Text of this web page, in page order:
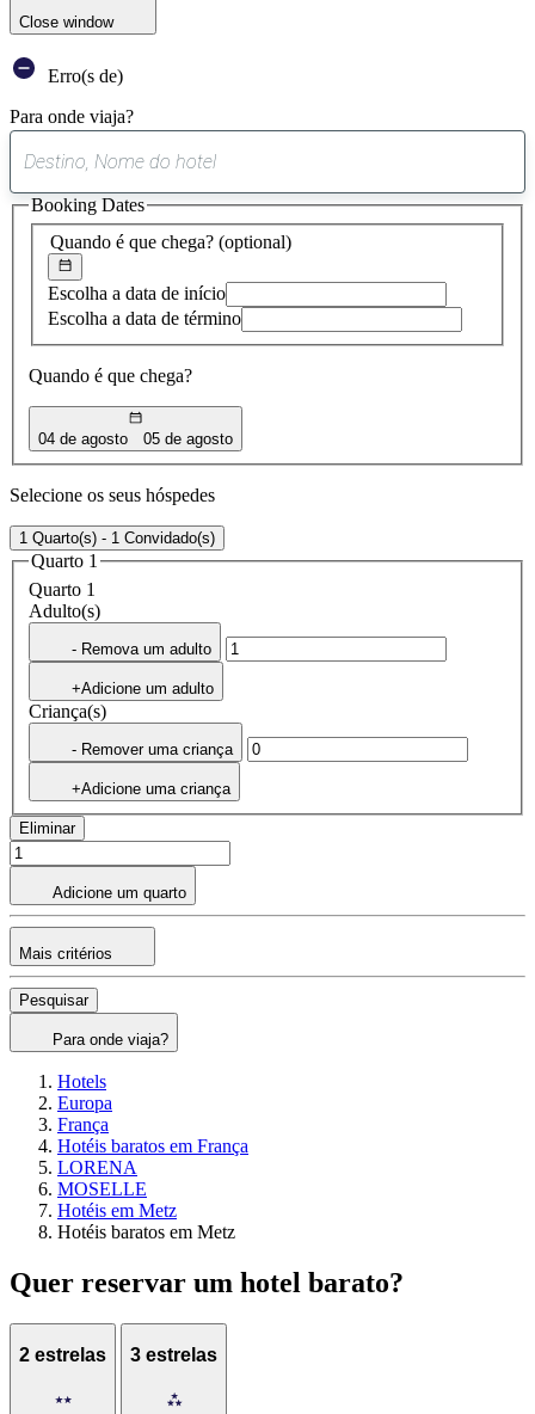
Close window
Erro(s de)
Para onde viaja?
sugestão
encontrada
Quando é que chega? (optional)
Escolha a data de início
Escolha a data de término
Quando é que chega?
04 de agosto 05 de agosto
Booking Dates
Selecione os seus hóspedes
1 Quarto(s) - 1 Convidado(s)
Quarto 1
Quarto 1
Adulto(s)
- Remova um adulto
+Adicione um adulto
Criança(s)
- Remover uma criança
+Adicione uma criança
Eliminar
Adicione um quarto
Mais critérios
Pesquisar
Para onde viaja?
Hotels
Europa
França
Hotéis baratos em França
LORENA
MOSELLE
Hotéis em Metz
Hotéis baratos em Metz
Quer reservar um hotel barato?
2 estrelas 3 estrelas